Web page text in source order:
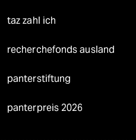
taz zahl ich
recherchefonds ausland
panterstiftung
panterpreis 2026